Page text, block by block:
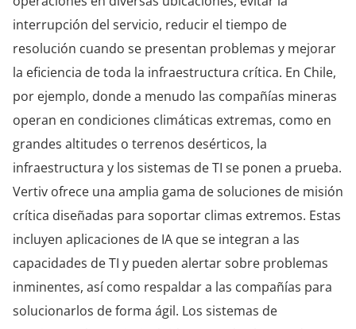
interrupción del servicio, reducir el tiempo de
resolución cuando se presentan problemas y mejorar
la eficiencia de toda la infraestructura crítica. En Chile,
por ejemplo, donde a menudo las compañías mineras
operan en condiciones climáticas extremas, como en
grandes altitudes o terrenos desérticos, la
infraestructura y los sistemas de TI se ponen a prueba.
Vertiv ofrece una amplia gama de soluciones de misión
crítica diseñadas para soportar climas extremos. Estas
incluyen aplicaciones de IA que se integran a las
capacidades de TI y pueden alertar sobre problemas
inminentes, así como respaldar a las compañías para
solucionarlos de forma ágil. Los sistemas de